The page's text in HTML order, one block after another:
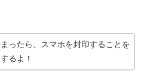
ったら、スマホを封印することを
るよ！